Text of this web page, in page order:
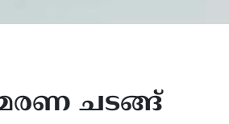
ചടങ്ങ്